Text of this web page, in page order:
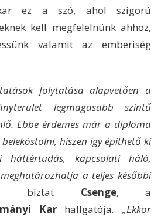
ez a szó, ahol szigorú
kell megfelelnünk ahhoz,
valamit az emberiség
folytatása alapvetően a
legmagasabb szintű
Ebbe érdemes már a diploma
belekóstolni, hiszen így építhető ki
kapcsolati háló,
a teljes későbbi
bíztat Csenge, a
Karhallgatója. „Ekkor